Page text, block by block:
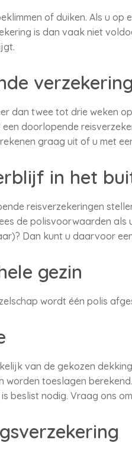
of duiken. Als u op
is dan vaak niet
dan twee tot drie weken
doorlopende
graag uit of u met
in het
reisverzekeringen
de polisvoorwaarden
Dan kunt u daarvoor
gezin
wordt één polis
van de gekozen
toeslagen
beslist nodig. Vraag ons